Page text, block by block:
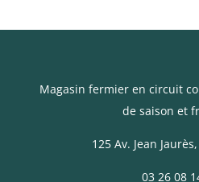
Magasin fermier en circuit
de saison et
125 Av. Jean Jaurès
03 26 08